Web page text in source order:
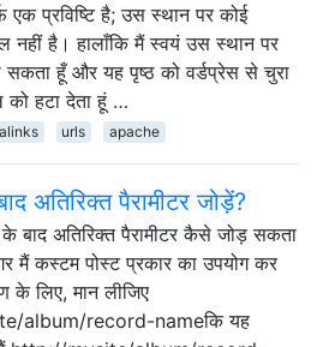
एक प्रविष्टि है; उस स्थान पर कोई
नहीं है। हालाँकि मैं स्वयं उस स्थान पर
सकता हूँ और यह पृष्ठ को वर्डप्रेस से चुरा
हटा देता हूं …
urls apache
अतिरिक्त पैरामीटर जोड़ें?
बाद अतिरिक्त पैरामीटर कैसे जोड़ सकता
मैं कस्टम पोस्ट प्रकार का उपयोग कर
के लिए, मान लीजिए
album/record-nameकि यह